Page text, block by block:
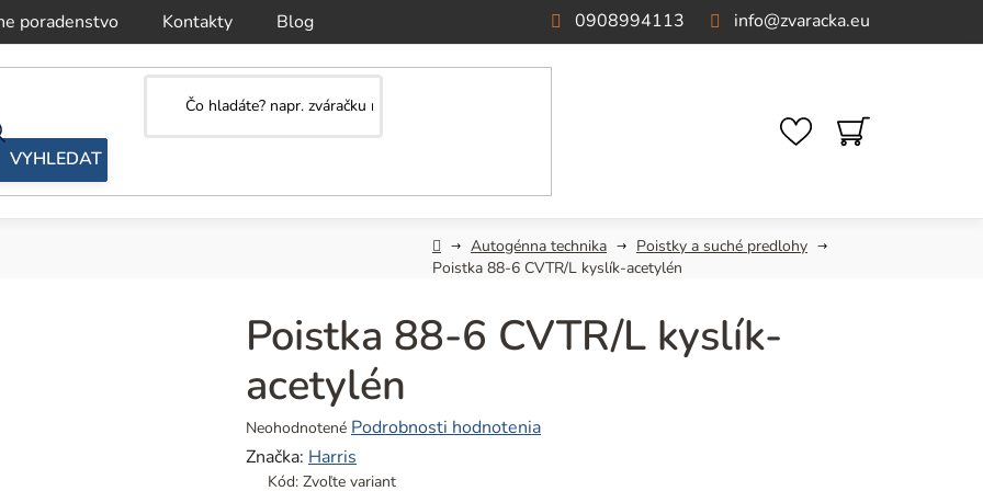
poradenstvo Kontakty Blog info@zvaracka.eu
0908994113
NÁKUPNÝ
KOŠÍK
DomovAutogénna technika
Poistky a suché predlohy
Poistka 88-6 CVTR/L kyslík-acetylén
Poistka 88-6 CVTR/L kyslík-
acetylén
Priemerné
hodnotenie
produktu
Neohodnotené Podrobnosti hodnotenia
Značka: Harris
Kód: Zvoľte variant